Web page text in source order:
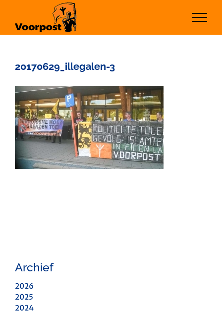
inhoud
20170629_illegalen-3
Archief
2026
2025
2024